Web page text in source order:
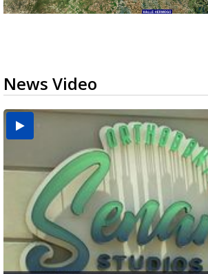
News Video